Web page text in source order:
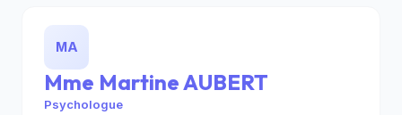
MA
Mme Martine AUBERT
Psychologue